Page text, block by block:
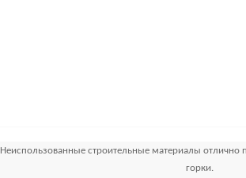
Неиспользованные строительные материалы отлично
горки.